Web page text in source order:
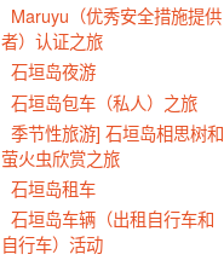
Maruyu（优秀安全措施提供
者）认证之旅
石垣岛夜游
石垣岛包车（私人）之旅
季节性旅游] 石垣岛相思树和
萤火虫欣赏之旅
石垣岛租车
石垣岛车辆（出租自行车和
自行车）活动